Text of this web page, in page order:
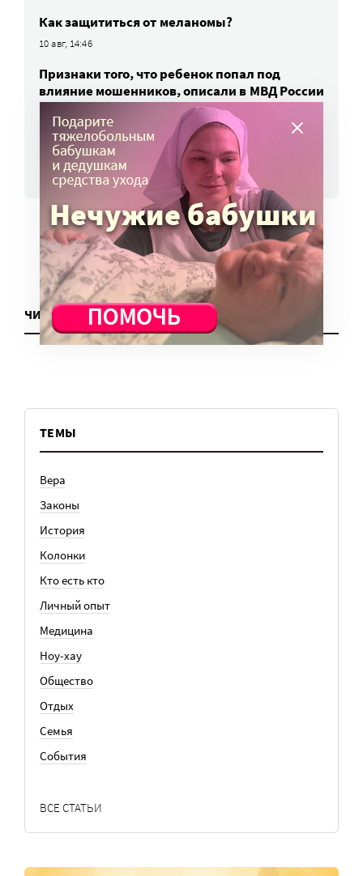
Как защититься от меланомы?
10 авг, 14:46
Признаки того, что ребенок попал под
влияние мошенников, описали в МВД России
ВСЕ НОВОСТИ
ЧИТАТЬ ЕЩЕ
ТЕМЫ
Вера
Законы
История
Колонки
Кто есть кто
Личный опыт
Медицина
Ноу-хау
Общество
Отдых
Семья
События
ВСЕ СТАТЬИ